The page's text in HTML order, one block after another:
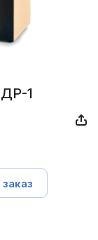
1